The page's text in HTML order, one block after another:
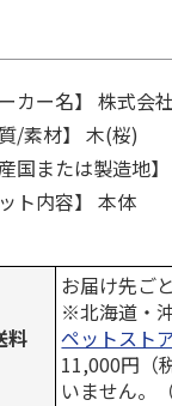
ーカー名】 株式会
質/素材】 木(桜)
産国または製造地
ット内容】 本体
料
お届け先ご
※北海道・
ペットスト
11,000円（
いません。